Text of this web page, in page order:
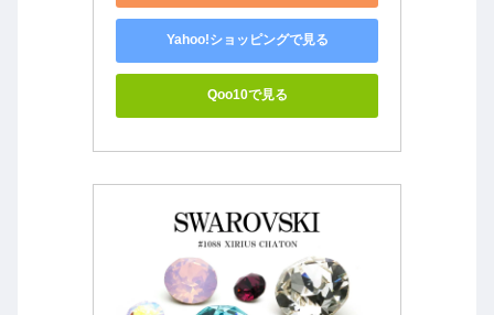
Yahoo!ショッピングで見る
Qoo10で見る